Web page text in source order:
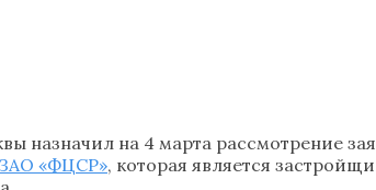
назначил на 4 марта рассмотрение
«ФЦСР», которая является